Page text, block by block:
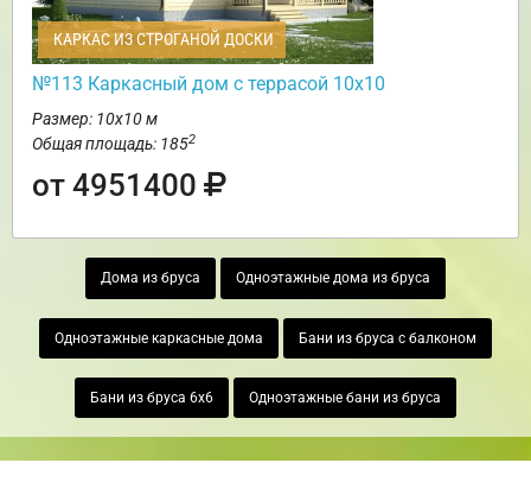
КАРКАС ИЗ СТРОГАНОЙ ДОСКИ
№113 Каркасный дом с террасой 10х10
Размер: 10х10 м
Общая площадь: 1852
от 4951400
Дома из бруса Одноэтажные дома из бруса
Одноэтажные каркасные дома Бани из бруса с балконом
Бани из бруса 6х6 Одноэтажные бани из бруса